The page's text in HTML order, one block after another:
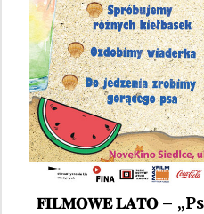
𝐅𝐈𝐋𝐌𝐎𝐖𝐄 𝐋𝐀𝐓𝐎 –